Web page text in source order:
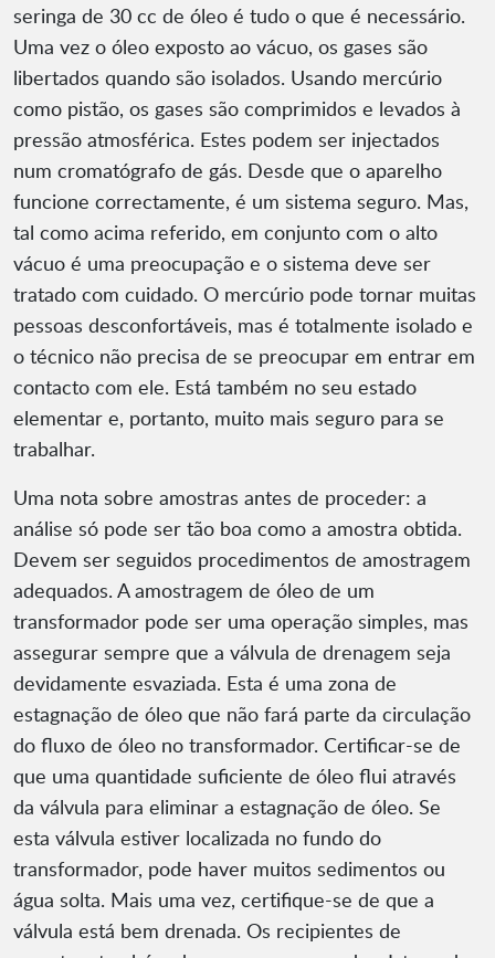
seringa de 30 cc de óleo é tudo o que é necessário.
Uma vez o óleo exposto ao vácuo, os gases são
libertados quando são isolados. Usando mercúrio
como pistão, os gases são comprimidos e levados à
pressão atmosférica. Estes podem ser injectados
num cromatógrafo de gás. Desde que o aparelho
funcione correctamente, é um sistema seguro. Mas,
tal como acima referido, em conjunto com o alto
vácuo é uma preocupação e o sistema deve ser
tratado com cuidado. O mercúrio pode tornar muitas
pessoas desconfortáveis, mas é totalmente isolado e
o técnico não precisa de se preocupar em entrar em
contacto com ele. Está também no seu estado
elementar e, portanto, muito mais seguro para se
trabalhar.
Uma nota sobre amostras antes de proceder: a
análise só pode ser tão boa como a amostra obtida.
Devem ser seguidos procedimentos de amostragem
adequados. A amostragem de óleo de um
transformador pode ser uma operação simples, mas
assegurar sempre que a válvula de drenagem seja
devidamente esvaziada. Esta é uma zona de
estagnação de óleo que não fará parte da circulação
do fluxo de óleo no transformador. Certificar-se de
que uma quantidade suficiente de óleo flui através
da válvula para eliminar a estagnação de óleo. Se
esta válvula estiver localizada no fundo do
transformador, pode haver muitos sedimentos ou
água solta. Mais uma vez, certifique-se de que a
válvula está bem drenada. Os recipientes de